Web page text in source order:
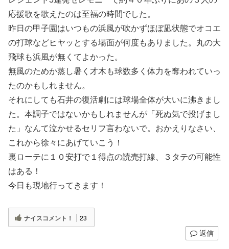
応援歌を歌えたのは至福の時間でした。
昨日の甲子園はいつもの浜風が吹かずほぼ凪状態でオコエ
の打球などヒヤッとする場面が何度もありました。丸の大
飛球も浜風が無くてよかった。
無風のためか蒸し暑く才木も球数多く体力を奪われていっ
たのかもしれません。
それにしても石井の復活劇には球場全体が大いに沸きまし
た。本調子ではないかもしれませんが「死ぬ気で投げまし
た」なんて泣かせるセリフ言わないで。おかえりなさい、
これから徐々にあげていこう！
裏ローテに１０安打で１得点の読売打線、３タテの可能性
はある！
今日も現地行ってきます！
ナイスコメント！ 23
返信